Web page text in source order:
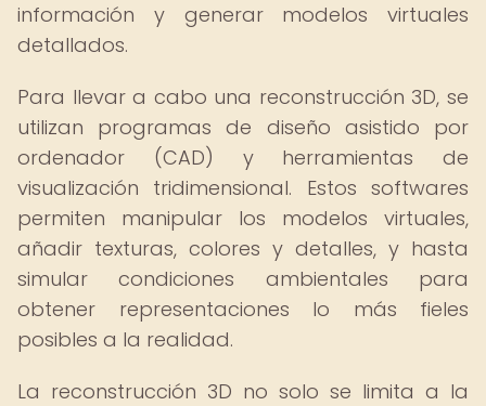
información y generar modelos virtuales
detallados.
Para llevar a cabo una reconstrucción 3D, se
utilizan programas de diseño asistido por
ordenador (CAD) y herramientas de
visualización tridimensional. Estos softwares
permiten manipular los modelos virtuales,
añadir texturas, colores y detalles, y hasta
simular condiciones ambientales para
obtener representaciones lo más fieles
posibles a la realidad.
La reconstrucción 3D no solo se limita a la